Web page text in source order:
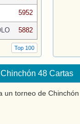
5952
5882
Top 100
48 Cartas
un torneo de